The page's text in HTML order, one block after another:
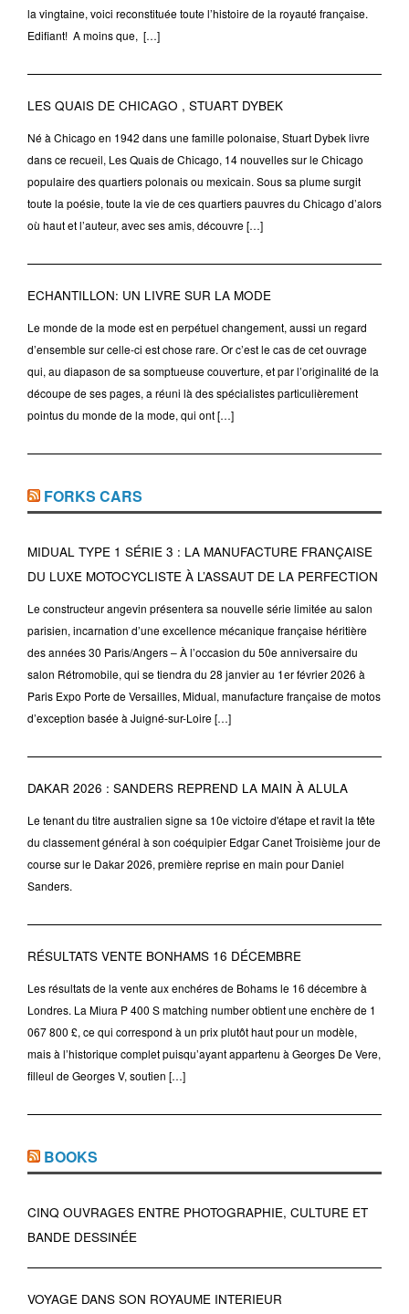
la vingtaine, voici reconstituée toute l’histoire de la royauté française.
Edifiant! A moins que, […]
LES QUAIS DE CHICAGO , STUART DYBEK
Né à Chicago en 1942 dans une famille polonaise, Stuart Dybek livre
dans ce recueil, Les Quais de Chicago, 14 nouvelles sur le Chicago
populaire des quartiers polonais ou mexicain. Sous sa plume surgit
toute la poésie, toute la vie de ces quartiers pauvres du Chicago d’alors
où haut et l’auteur, avec ses amis, découvre […]
ECHANTILLON: UN LIVRE SUR LA MODE
Le monde de la mode est en perpétuel changement, aussi un regard
d’ensemble sur celle-ci est chose rare. Or c’est le cas de cet ouvrage
qui, au diapason de sa somptueuse couverture, et par l’originalité de la
découpe de ses pages, a réuni là des spécialistes particulièrement
pointus du monde de la mode, qui ont […]
FORKS CARS
MIDUAL TYPE 1 SÉRIE 3 : LA MANUFACTURE FRANÇAISE
DU LUXE MOTOCYCLISTE À L’ASSAUT DE LA PERFECTION
Le constructeur angevin présentera sa nouvelle série limitée au salon
parisien, incarnation d’une excellence mécanique française héritière
des années 30 Paris/Angers – À l’occasion du 50e anniversaire du
salon Rétromobile, qui se tiendra du 28 janvier au 1er février 2026 à
Paris Expo Porte de Versailles, Midual, manufacture française de motos
d’exception basée à Juigné-sur-Loire […]
DAKAR 2026 : SANDERS REPREND LA MAIN À ALULA
Le tenant du titre australien signe sa 10e victoire d'étape et ravit la tête
du classement général à son coéquipier Edgar Canet Troisième jour de
course sur le Dakar 2026, première reprise en main pour Daniel
Sanders.
RÉSULTATS VENTE BONHAMS 16 DÉCEMBRE
Les résultats de la vente aux enchéres de Bohams le 16 décembre à
Londres. La Miura P 400 S matching number obtient une enchère de 1
067 800 £, ce qui correspond à un prix plutôt haut pour un modèle,
mais à l’historique complet puisqu’ayant appartenu à Georges De Vere,
filleul de Georges V, soutien […]
BOOKS
CINQ OUVRAGES ENTRE PHOTOGRAPHIE, CULTURE ET
BANDE DESSINÉE
VOYAGE DANS SON ROYAUME INTERIEUR